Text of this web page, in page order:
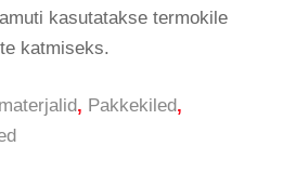
kasutatakse termokile
katmiseks.
, Pakkekiled,